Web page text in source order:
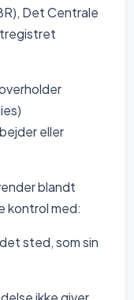
Det Centrale
eller
blandt
kontrol med:
sted, som sin